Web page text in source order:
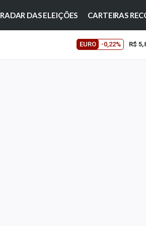
RADAR DAS ELEIÇÕES CARTEIRAS
EURO -0,22% R$